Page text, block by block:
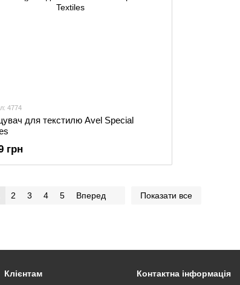
4774
для текстилю Avel Special
грн
2 3 4 5 Вперед Показати все
Клієнтам Контактна інформація